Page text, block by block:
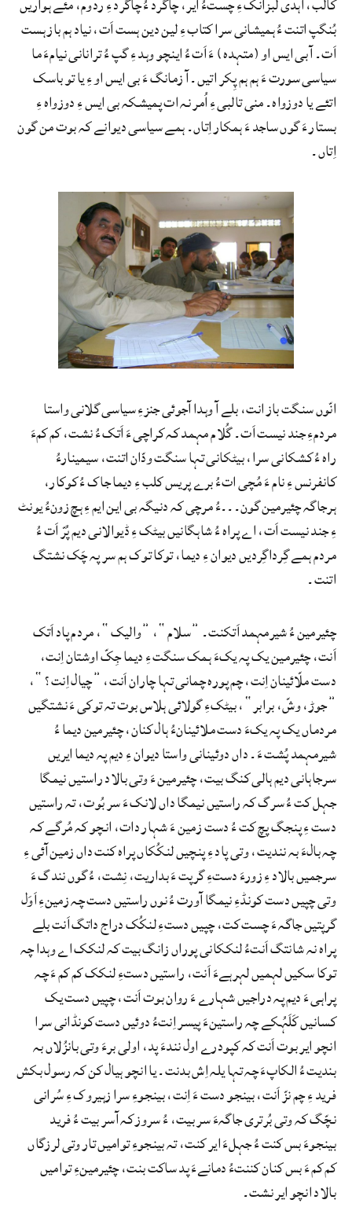
بُنگپ اتنت ءُ ہمیشانی سرا کتاب ءِ لین دین ہست اَت، نیاد ہم باز ہست
اَت۔ آ بی ایس او (متہدہ) ءَ اَت ءُ اینچو وہد ءِ گپ ءُ ترانانی نیامءَ ما
سیاسی سورت ءَ ہم ہم پِکر اتیں۔ آ زمانگ ءَ بی ایس او ءِ یا تو باسک
اتئے یا دوزواہ۔ منی تالبی ءِ اُمر نہ ات پمیشکہ بی ایس ءِ دوزواہ ءِ
بستار ءَ گوں ساجد ءَ ہمکار اِتاں۔ ہمے سیاسی دیوانے کہ بوت من گون
اِتاں۔
انّوں سنگت باز انت، بلے آ وہدا آجوئی جنزءِ سیاسی گلانی واستا
مردمءِ جند نیست اَت۔ گُلام مہمد کہ کراچی ءَ اَتک ءُ نشت، کم کمءَ
راہ ءُ کشکانی سرا، بیٹکانی تہا سنگت ودّان اتنت، سیمینارءُ
کانفرنس ءِ نام ءَ مُچی اتءُ برے پریس کلب ءِ دیما جاک ءُ کوکار،
ہرجاگہ چئیرمین گون۔۔۔ءُ مرچی کہ دنیگہ بی این ایم ءِ ہچ زونءُ یونٹ
ءِ جند نیست اَت، اے پراہ ءُ شاہگانیں بیٹک ءِ ڈیوالانی دیم پُرّ اَت ءُ
مردم ہمے گِرداگِردیں دیوان ءِ دیما، توکا توک ہم سر پہ چَک نشتگ
اتنت۔
چئیرمین ءُ شیرمہمد اَتکنت۔ ”سلام“، ”والیک“، مردم پاد اَتک
اَنت، چئیرمین یک پہ یکءَ ہمک سنگت ءِ دیما جِکّ اوشتان اِنت،
دست ملّائینان اِنت، چم پورہ چمانی تہا چاران اَنت، ”چیال اِنت؟“،
”جوڑ، وشّ، برابر“، بیٹکءِ گولائی ہلاس بوت تہ توکی ءَ نشتگیں
مردماں یک پہ یکءَ دست ملائینانءُ ہال کنان، چئیرمین دیما ءُ
شیرمہمد پُشت ءَ۔ داں دوئینانی واستا دیوان ءِ دیم پہ دیما ایریں
سرجاہانی دیم ہالی کنگ بیت، چئیرمین ءَ وتی بالاد راستیں نیمگا
جہل کت ءُ سرگ کہ راستیں نیمگا داں لانک ءَ سر بُوت، تہ راستیں
دست ءِ پنجگ پچ کت ءُ دست زمین ءَ شہار دات، انچو کہ مُرگے کہ
چہ بالءَ بہ نندیت، وتی پاد ءِ پنچیں لنکُکاں پراہ کنت داں زمین آئی ءِ
سرجمیں بالاد ءِ زورءَ دستءِ گرپت ءَ بداریت، نِشت، ءُ گوں نندگ ءَ
وتی چپیں دست کونڈءِ نیمگا آورت ءُ نوں راستیں دست چہ زمینءِ اَوَل
گرپتیں جاگہ ءَ چست کت، چپیں دستءِ لنکُک دراج داتگ اَنت بلے
پراہ نہ شانتگ اَنتءُ لنککانی پوراں زانگ بیت کہ لنکک اے وہدا چہ
توکا سکیں لہمیں لہرہےءَ اَنت، راستیں دستءِ لنکک کم کم ءَ چہ
پراہی ءَ دیم پہ دراجیں شہارے ءَ روان بوت اَنت، چپیں دست یک
کسانیں کَلَہُکے چہ راستینءَ پیسر اِنتءُ دوئیں دست کونڈانی سرا
انچو ایر بوت اَنت کہ کپودرے اول نندءَ پد، اولی برءَ وتی بانزُلاں بہ
بندیت ءُ الکاپءَ چہ تہا یلہ اِش بدنت۔ یا انچو ہیال کن کہ رسول بکش
فرید ءِ چم نزّ اَنت، بینجو دست ءَ اِنت، بینجوءِ سرا زہیروک ءِ سُرانی
نچّگ کہ وتی بُرتری جاگہءَ سر بیت، ءُ سروز کہ آسر بیت ءُ فرید
بینجوءَ بس کنت ءُ جہلءَ ایر کنت، تہ بینجوءِ توامیں تار وتی لرزگاں
کم کم ءَ بس کنان کننتءُ دمانےءَ پد ساکت بنت، چئیرمینءِ توامیں
بالاد انچو ایر نشت۔